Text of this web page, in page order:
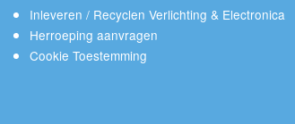
Inleveren / Recyclen Verlichting & Electronica
Herroeping aanvragen
Cookie Toestemming